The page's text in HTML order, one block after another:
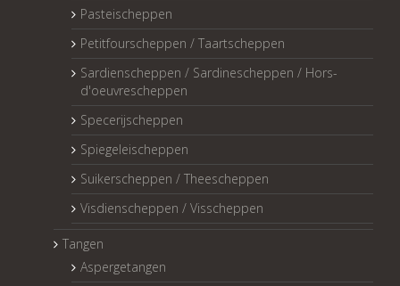
Pasteischeppen
Petitfourscheppen / Taartscheppen
Sardienscheppen / Sardinescheppen / Hors-
d'oeuvrescheppen
Specerijscheppen
Spiegeleischeppen
Suikerscheppen / Theescheppen
Visdienscheppen / Visscheppen
Tangen
Aspergetangen